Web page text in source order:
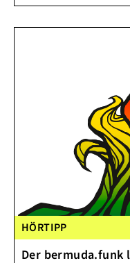
HÖRTIPP
Der bermuda.funk